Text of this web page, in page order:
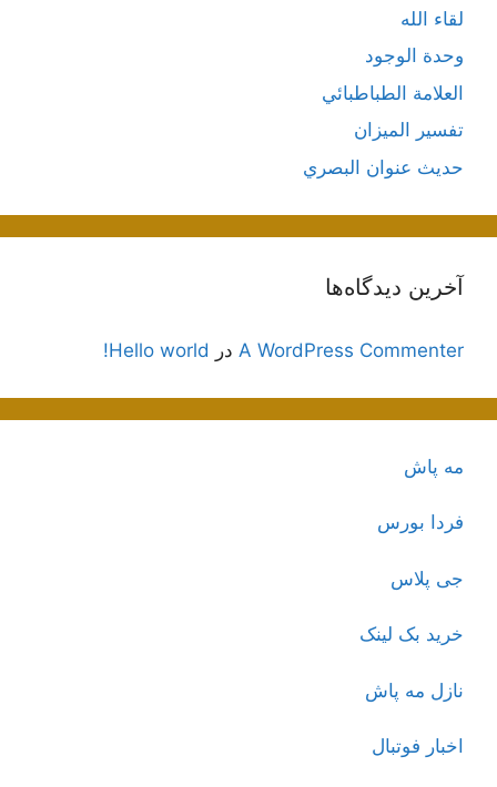
لقاء الله
وحدة الوجود
العلامة الطباطبائي
تفسير الميزان
حديث عنوان البصري
آخرین دیدگاه‌ها
A WordPress CommenterدرHello world!
مه پاش
فردا بورس
جی پلاس
خرید بک لینک
نازل مه پاش
اخبار فوتبال